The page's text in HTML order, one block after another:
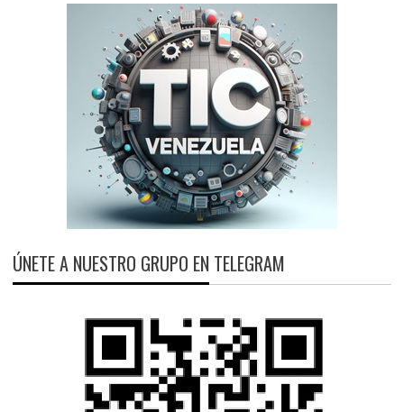
ÚNETE A NUESTRO GRUPO EN TELEGRAM